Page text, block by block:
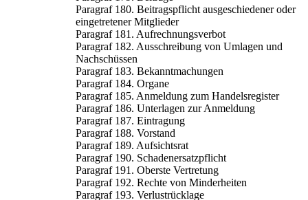
Paragraf 180. Beitragspflicht ausgeschiedener oder
eingetretener Mitglieder
Paragraf 181. Aufrechnungsverbot
Paragraf 182. Ausschreibung von Umlagen und
Nachschüssen
Paragraf 183. Bekanntmachungen
Paragraf 184. Organe
Paragraf 185. Anmeldung zum Handelsregister
Paragraf 186. Unterlagen zur Anmeldung
Paragraf 187. Eintragung
Paragraf 188. Vorstand
Paragraf 189. Aufsichtsrat
Paragraf 190. Schadenersatzpflicht
Paragraf 191. Oberste Vertretung
Paragraf 192. Rechte von Minderheiten
Paragraf 193. Verlustrücklage